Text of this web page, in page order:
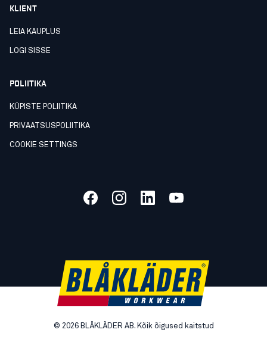
KLIENT
LEIA KAUPLUS
LOGI SISSE
POLIITIKA
KÜPISTE POLIITIKA
PRIVAATSUSPOLIITIKA
COOKIE SETTINGS
© 2026 BLÅKLÄDER AB. Kõik õigused kaitstud